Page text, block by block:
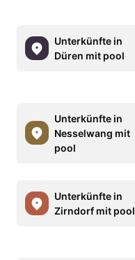
Unterkünfte in
Düren mit pool
Unterkünfte in
Nesselwang mit
pool
Unterkünfte in
Zirndorf mit pool